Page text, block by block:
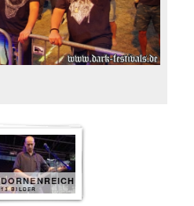
DORNENREICH
13 BILDER